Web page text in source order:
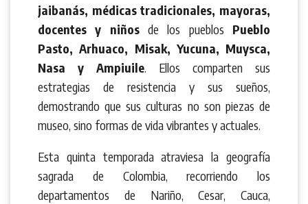
jaibanás, médicas tradicionales, mayoras,
docentes y niñosde los pueblos Pueblo
Pasto, Arhuaco, Misak, Yucuna, Muysca,
Nasa y Ampiuile. Ellos comparten sus
estrategias de resistencia y sus sueños,
demostrando que sus culturas no son piezas de
museo, sino formas de vida vibrantes y actuales.
Esta quinta temporada atraviesa la geografía
sagrada de Colombia, recorriendo los
departamentos de Nariño, Cesar, Cauca,